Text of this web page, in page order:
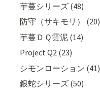
芋蔓シリーズ (48)
防守（サキモリ） (20)
芋蔓ＤＱ雲泥 (14)
Project Q2 (23)
シモンローション (41)
銀蛇シリーズ (50)